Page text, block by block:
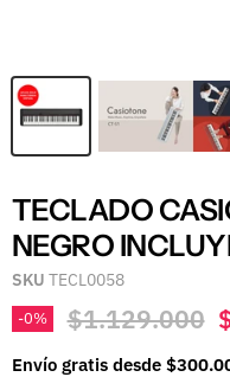
TECLADO
NEGRO
SKU TECL0058
-0% Precio
$1.129.000
Envío gratis desde